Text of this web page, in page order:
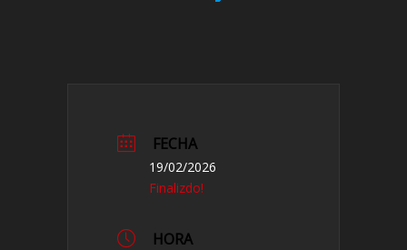
FECHA
19/02/2026
Finalizdo!
HORA